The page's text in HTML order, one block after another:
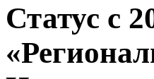
Статус c